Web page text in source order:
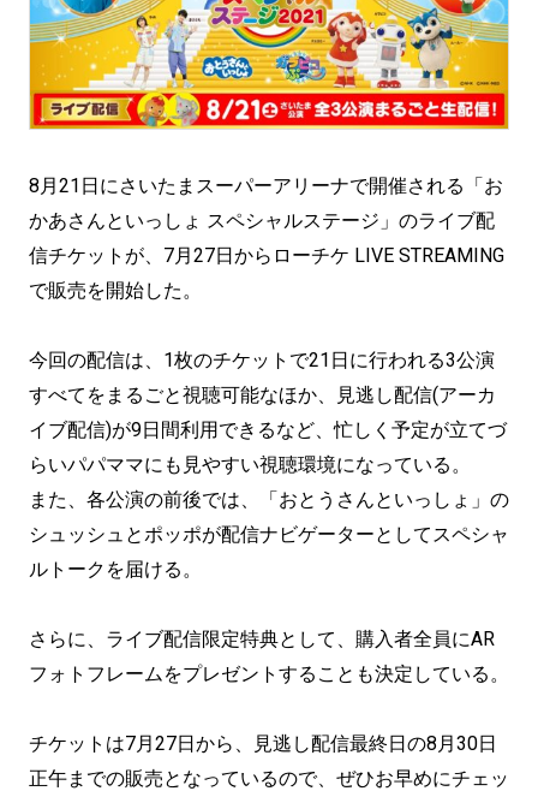
8月21日にさいたまスーパーアリーナで開催される「お
かあさんといっしょ スペシャルステージ」のライブ配
信チケットが、7月27日からローチケ LIVE STREAMING
で販売を開始した。
今回の配信は、1枚のチケットで21日に行われる3公演
すべてをまるごと視聴可能なほか、見逃し配信(アーカ
イブ配信)が9日間利用できるなど、忙しく予定が立てづ
らいパパママにも見やすい視聴環境になっている。
また、各公演の前後では、「おとうさんといっしょ」の
シュッシュとポッポが配信ナビゲーターとしてスペシャ
ルトークを届ける。
さらに、ライブ配信限定特典として、購入者全員にAR
フォトフレームをプレゼントすることも決定している。
チケットは7月27日から、見逃し配信最終日の8月30日
正午までの販売となっているので、ぜひお早めにチェッ